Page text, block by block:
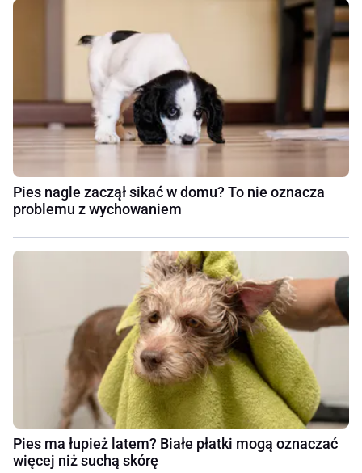
Pies nagle zaczął sikać w domu? To nie oznacza
problemu z wychowaniem
Pies ma łupież latem? Białe płatki mogą oznaczać
więcej niż suchą skórę